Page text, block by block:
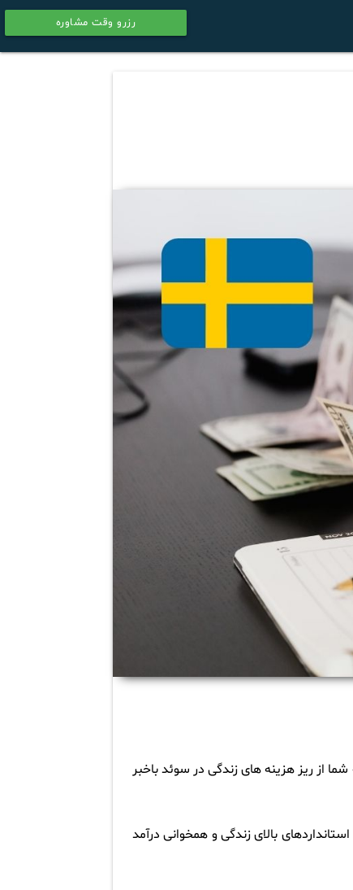
رزرو وقت مشاوره
calendar
از ریز هزینه های زندگی در سوئد باخبر
بالای زندگی و همخوانی درآمد